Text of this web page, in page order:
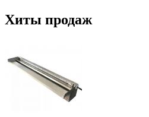
Хиты продаж